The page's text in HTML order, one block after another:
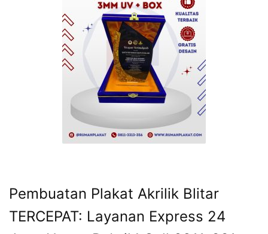
Pembuatan Plakat Akrilik Blitar
TERCEPAT: Layanan Express 24